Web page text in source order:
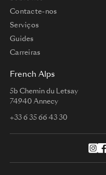
Contacte-nos
Serviços
Guides
Carreiras
French Alps
5b Chemin du Letsay
74940 Annecy
+33 6 35 66 43 30